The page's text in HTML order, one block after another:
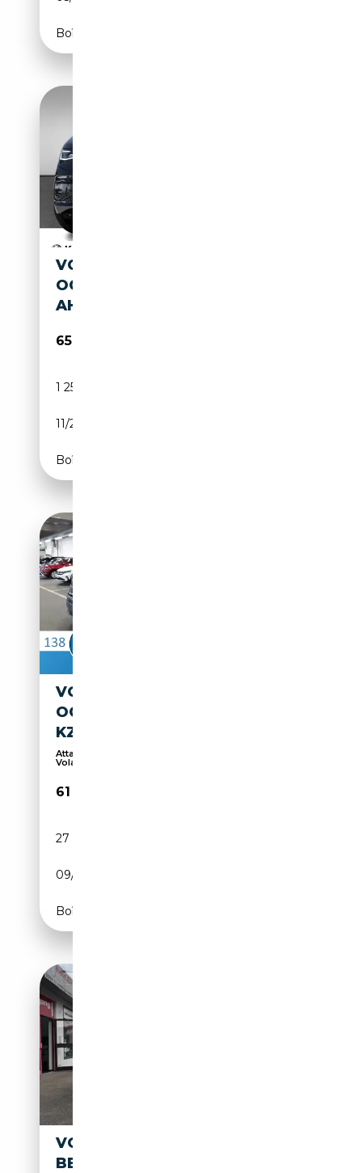
Boîte automatique
VOLKSWAGEN T7 CALIFORNIA
OCEAN 2.0 TDI DSG IQ.LIGHT
AHK NAVI KEYLESS
65 500€
1 250 km
11/2024
Boîte automatique
VOLKSWAGEN T7 CALIFORNIA
OCEAN 4M ACC AHK 3ZK HUD
KZU LRHZ
Attache remorque, Chauffage auxiliaire, 4x4,
Volan...
61 590€
27 700 km
09/2025
Boîte automatique
VOLKSWAGEN T7 CALIFORNIA
BEACH TSI DSG OPF